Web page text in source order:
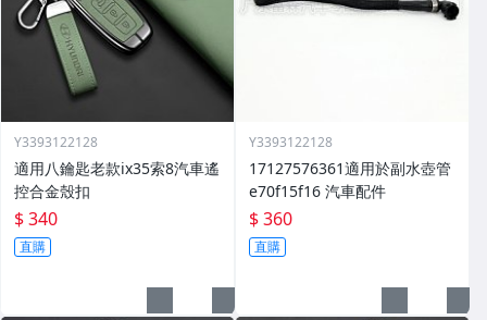
Y3393122128
適用八鑰匙老款ix35索8汽車遙
控合金殼扣
$ 340
直購
Y3393122128
17127576361適用於副水壺管
e70f15f16 汽車配件
$ 360
直購